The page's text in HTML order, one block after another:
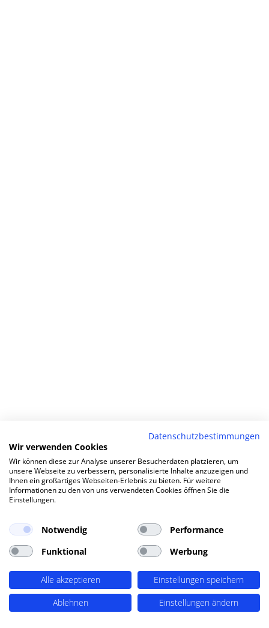
Datenschutzbestimmungen
Wir verwenden Cookies
Wir können diese zur Analyse unserer Besucherdaten platzieren, um
unsere Webseite zu verbessern, personalisierte Inhalte anzuzeigen und
Ihnen ein großartiges Webseiten-Erlebnis zu bieten. Für weitere
Informationen zu den von uns verwendeten Cookies öffnen Sie die
Einstellungen.
Notwendig
Performance
Funktional
Werbung
Alle akzeptieren
Einstellungen speichern
Ablehnen
Einstellungen ändern